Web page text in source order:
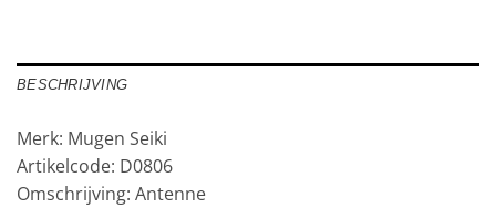
BESCHRIJVING
Merk: Mugen Seiki
Artikelcode: D0806
Omschrijving: Antenne